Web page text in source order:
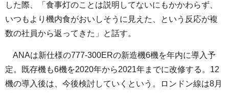
した際、「食事灯のことは説明してないにもかかわらず、
いつもより機内食がおいしそうに見えた、という反応が複
数の社員から返ってきた」と話す。
ANAは新仕様の777-300ERの新造機6機を年内に導入予
定。既存機も6機を2020年から2021年までに改修する。12
機の導入後は、今後検討していくという。ロンドン線は8月